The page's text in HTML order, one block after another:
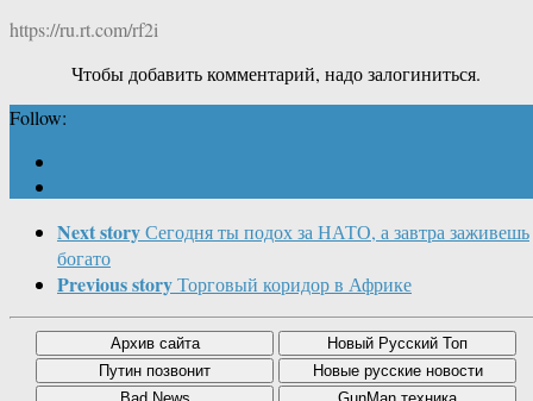
https://ru.rt.com/rf2i
Чтобы добавить комментарий, надо залогиниться.
Follow:
Next storyСегодня ты подох за НАТО, а завтра заживешь
богато
Previous storyТорговый коридор в Африке